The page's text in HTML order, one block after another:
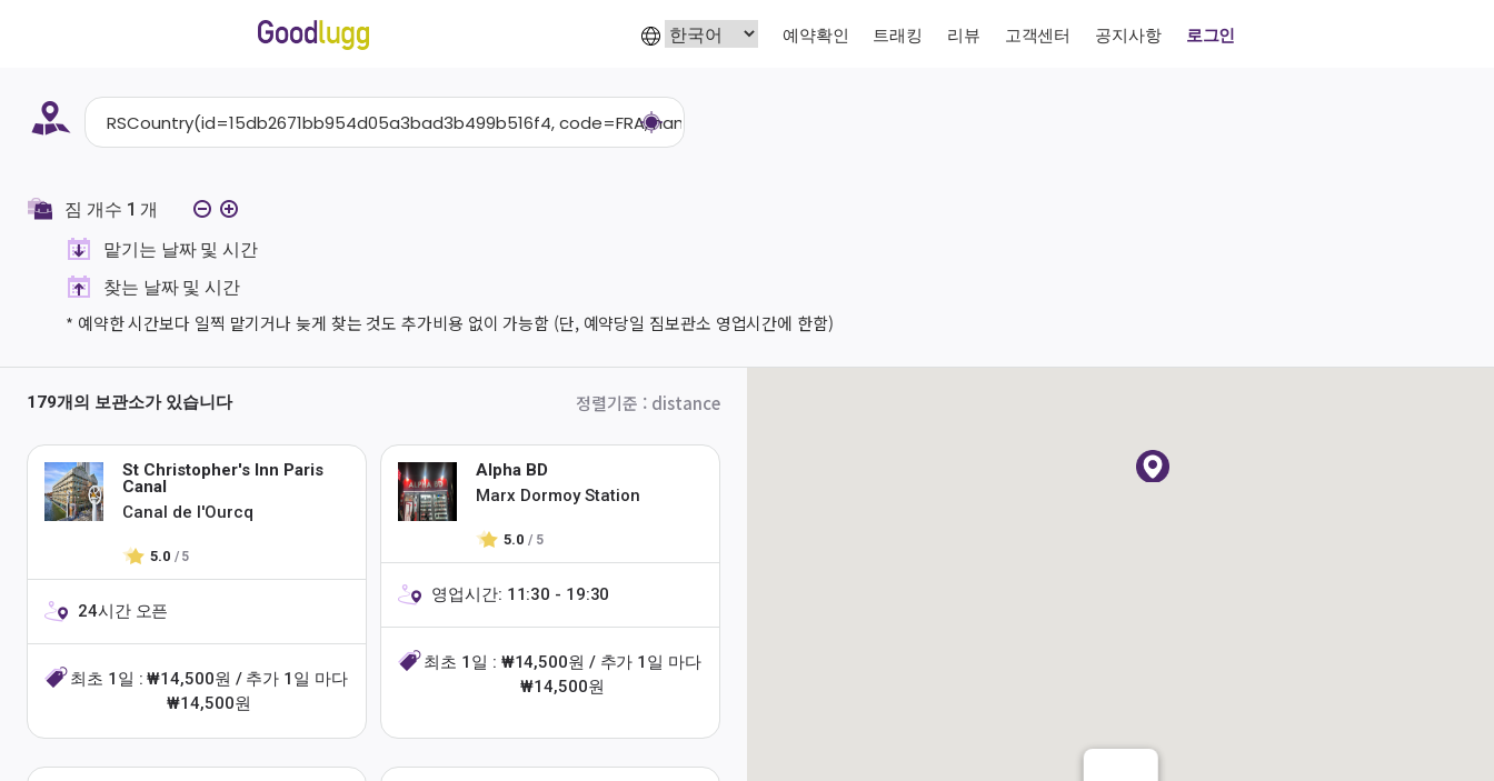
예약확인 트래킹 리뷰 고객센터 공지사항 로그인
짐 개수 1 개
맡기는 날짜 및 시간
찾는 날짜 및 시간
* 예약한 시간보다 일찍 맡기거나 늦게 찾는 것도 추가비용 없이 가능함 (단, 예약당일 짐보관소 영업시간에 한함)
179개의 보관소가 있습니다 정렬기준 : distance
St Christopher's Inn Paris
Canal
Canal de l'Ourcq
5.0 / 5
24시간 오픈
최초 1일 : ₩14,500원 / 추가 1일 마다
₩14,500원
Alpha BD
Marx Dormoy Station
5.0 / 5
영업시간: 11:30 - 19:30
최초 1일 : ₩14,500원 / 추가 1일 마다
₩14,500원